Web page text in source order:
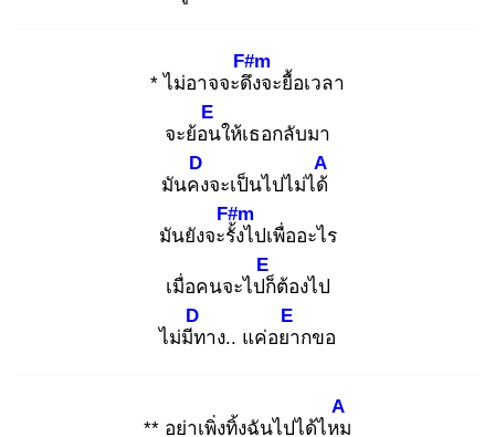
* ไม่อาจจะดึง
F#m
จะยื้อเวลา
จะย้อน
E
ให้เธอกลับมา
มันคง
D
จะเป็นไปไม่ได้
A
มันยังจะรั้ง
F#m
ไปเพื่ออะไร
เมื่อคนจะไปก็
E
ต้องไป
ไม่มีท
D
าง.. แค่อยา
E
กขอ
** อย่าเพิ่งทิ้งฉันไปได้ไหม
A